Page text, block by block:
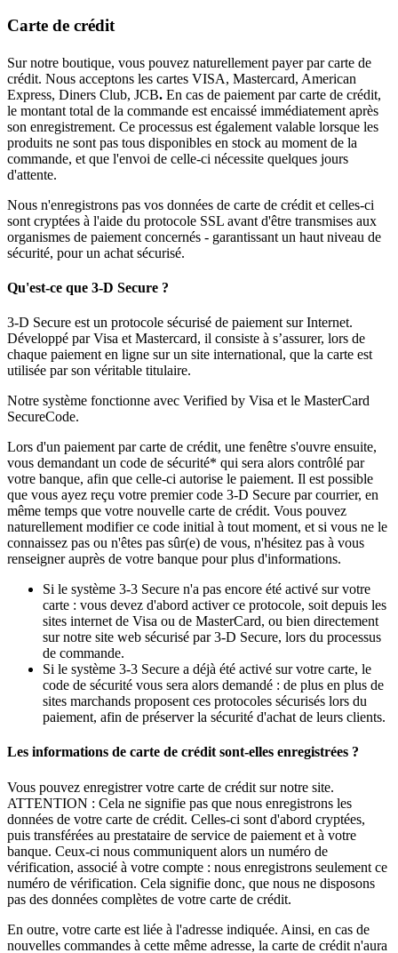
Carte de crédit
Sur notre boutique, vous pouvez naturellement payer par carte de
crédit. Nous acceptons les cartes VISA, Mastercard, American
Express, Diners Club, JCB. En cas de paiement par carte de crédit,
le montant total de la commande est encaissé immédiatement après
son enregistrement. Ce processus est également valable lorsque les
produits ne sont pas tous disponibles en stock au moment de la
commande, et que l'envoi de celle-ci nécessite quelques jours
d'attente.
Nous n'enregistrons pas vos données de carte de crédit et celles-ci
sont cryptées à l'aide du protocole SSL avant d'être transmises aux
organismes de paiement concernés - garantissant un haut niveau de
sécurité, pour un achat sécurisé.
Qu'est-ce que 3-D Secure ?
3-D Secure est un protocole sécurisé de paiement sur Internet.
Développé par Visa et Mastercard, il consiste à s’assurer, lors de
chaque paiement en ligne sur un site international, que la carte est
utilisée par son véritable titulaire.
Notre système fonctionne avec Verified by Visa et le MasterCard
SecureCode.
Lors d'un paiement par carte de crédit, une fenêtre s'ouvre ensuite,
vous demandant un code de sécurité* qui sera alors contrôlé par
votre banque, afin que celle-ci autorise le paiement. Il est possible
que vous ayez reçu votre premier code 3-D Secure par courrier, en
même temps que votre nouvelle carte de crédit. Vous pouvez
naturellement modifier ce code initial à tout moment, et si vous ne le
connaissez pas ou n'êtes pas sûr(e) de vous, n'hésitez pas à vous
renseigner auprès de votre banque pour plus d'informations.
Si le système 3-3 Secure n'a pas encore été activé sur votre
carte : vous devez d'abord activer ce protocole, soit depuis les
sites internet de Visa ou de MasterCard, ou bien directement
sur notre site web sécurisé par 3-D Secure, lors du processus
de commande.
Si le système 3-3 Secure a déjà été activé sur votre carte, le
code de sécurité vous sera alors demandé : de plus en plus de
sites marchands proposent ces protocoles sécurisés lors du
paiement, afin de préserver la sécurité d'achat de leurs clients.
Les informations de carte de crédit sont-elles enregistrées ?
Vous pouvez enregistrer votre carte de crédit sur notre site.
ATTENTION : Cela ne signifie pas que nous enregistrons les
données de votre carte de crédit. Celles-ci sont d'abord cryptées,
puis transférées au prestataire de service de paiement et à votre
banque. Ceux-ci nous communiquent alors un numéro de
vérification, associé à votre compte : nous enregistrons seulement ce
numéro de vérification. Cela signifie donc, que nous ne disposons
pas des données complètes de votre carte de crédit.
En outre, votre carte est liée à l'adresse indiquée. Ainsi, en cas de
nouvelles commandes à cette même adresse, la carte de crédit n'aura